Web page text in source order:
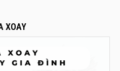
XOAY